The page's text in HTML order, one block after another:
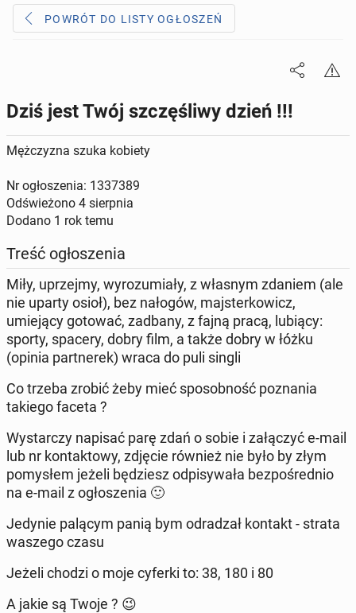
TOWARZYSKIE
POWRÓT DO LISTY OGŁOSZEŃ
Dziś jest Twój szczęśliwy dzień !!!
Mężczyzna szuka kobiety
Nr ogłoszenia: 1337389
Odświeżono 4 sierpnia
Dodano 1 rok temu
Treść ogłoszenia
Miły, uprzejmy, wyrozumiały, z własnym zdaniem (ale
nie uparty osioł), bez nałogów, majsterkowicz,
umiejący gotować, zadbany, z fajną pracą, lubiący:
sporty, spacery, dobry film, a także dobry w łóżku
(opinia partnerek) wraca do puli singli
Co trzeba zrobić żeby mieć sposobność poznania
takiego faceta ?
Wystarczy napisać parę zdań o sobie i załączyć e-mail
lub nr kontaktowy, zdjęcie również nie było by złym
pomysłem jeżeli będziesz odpisywała bezpośrednio
na e-mail z ogłoszenia 🙂
Jedynie palącym panią bym odradzał kontakt - strata
waszego czasu
Jeżeli chodzi o moje cyferki to: 38, 180 i 80
A jakie są Twoje ? 😉